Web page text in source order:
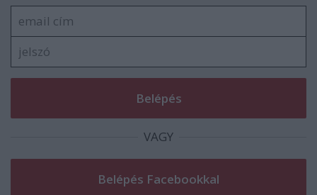
VAGY